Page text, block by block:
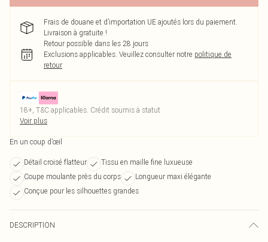
Frais de douane et d’importation UE ajoutés lors du paiement.
Livraison à gratuite !
Retour possible dans les 28 jours
Exclusions applicables. Veuillez consulter notre politique de
retour
18+, T&C applicables. Crédit soumis à statut
Voir plus
En un coup d’œil
Détail croisé flatteur
Tissu en maille fine luxueuse
Coupe moulante près du corps
Longueur maxi élégante
Conçue pour les silhouettes grandes
DESCRIPTION